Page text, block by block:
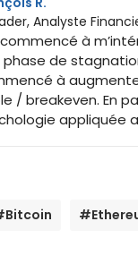
Analyste
commencé à
de
à
/ breakeven. En
appliquée